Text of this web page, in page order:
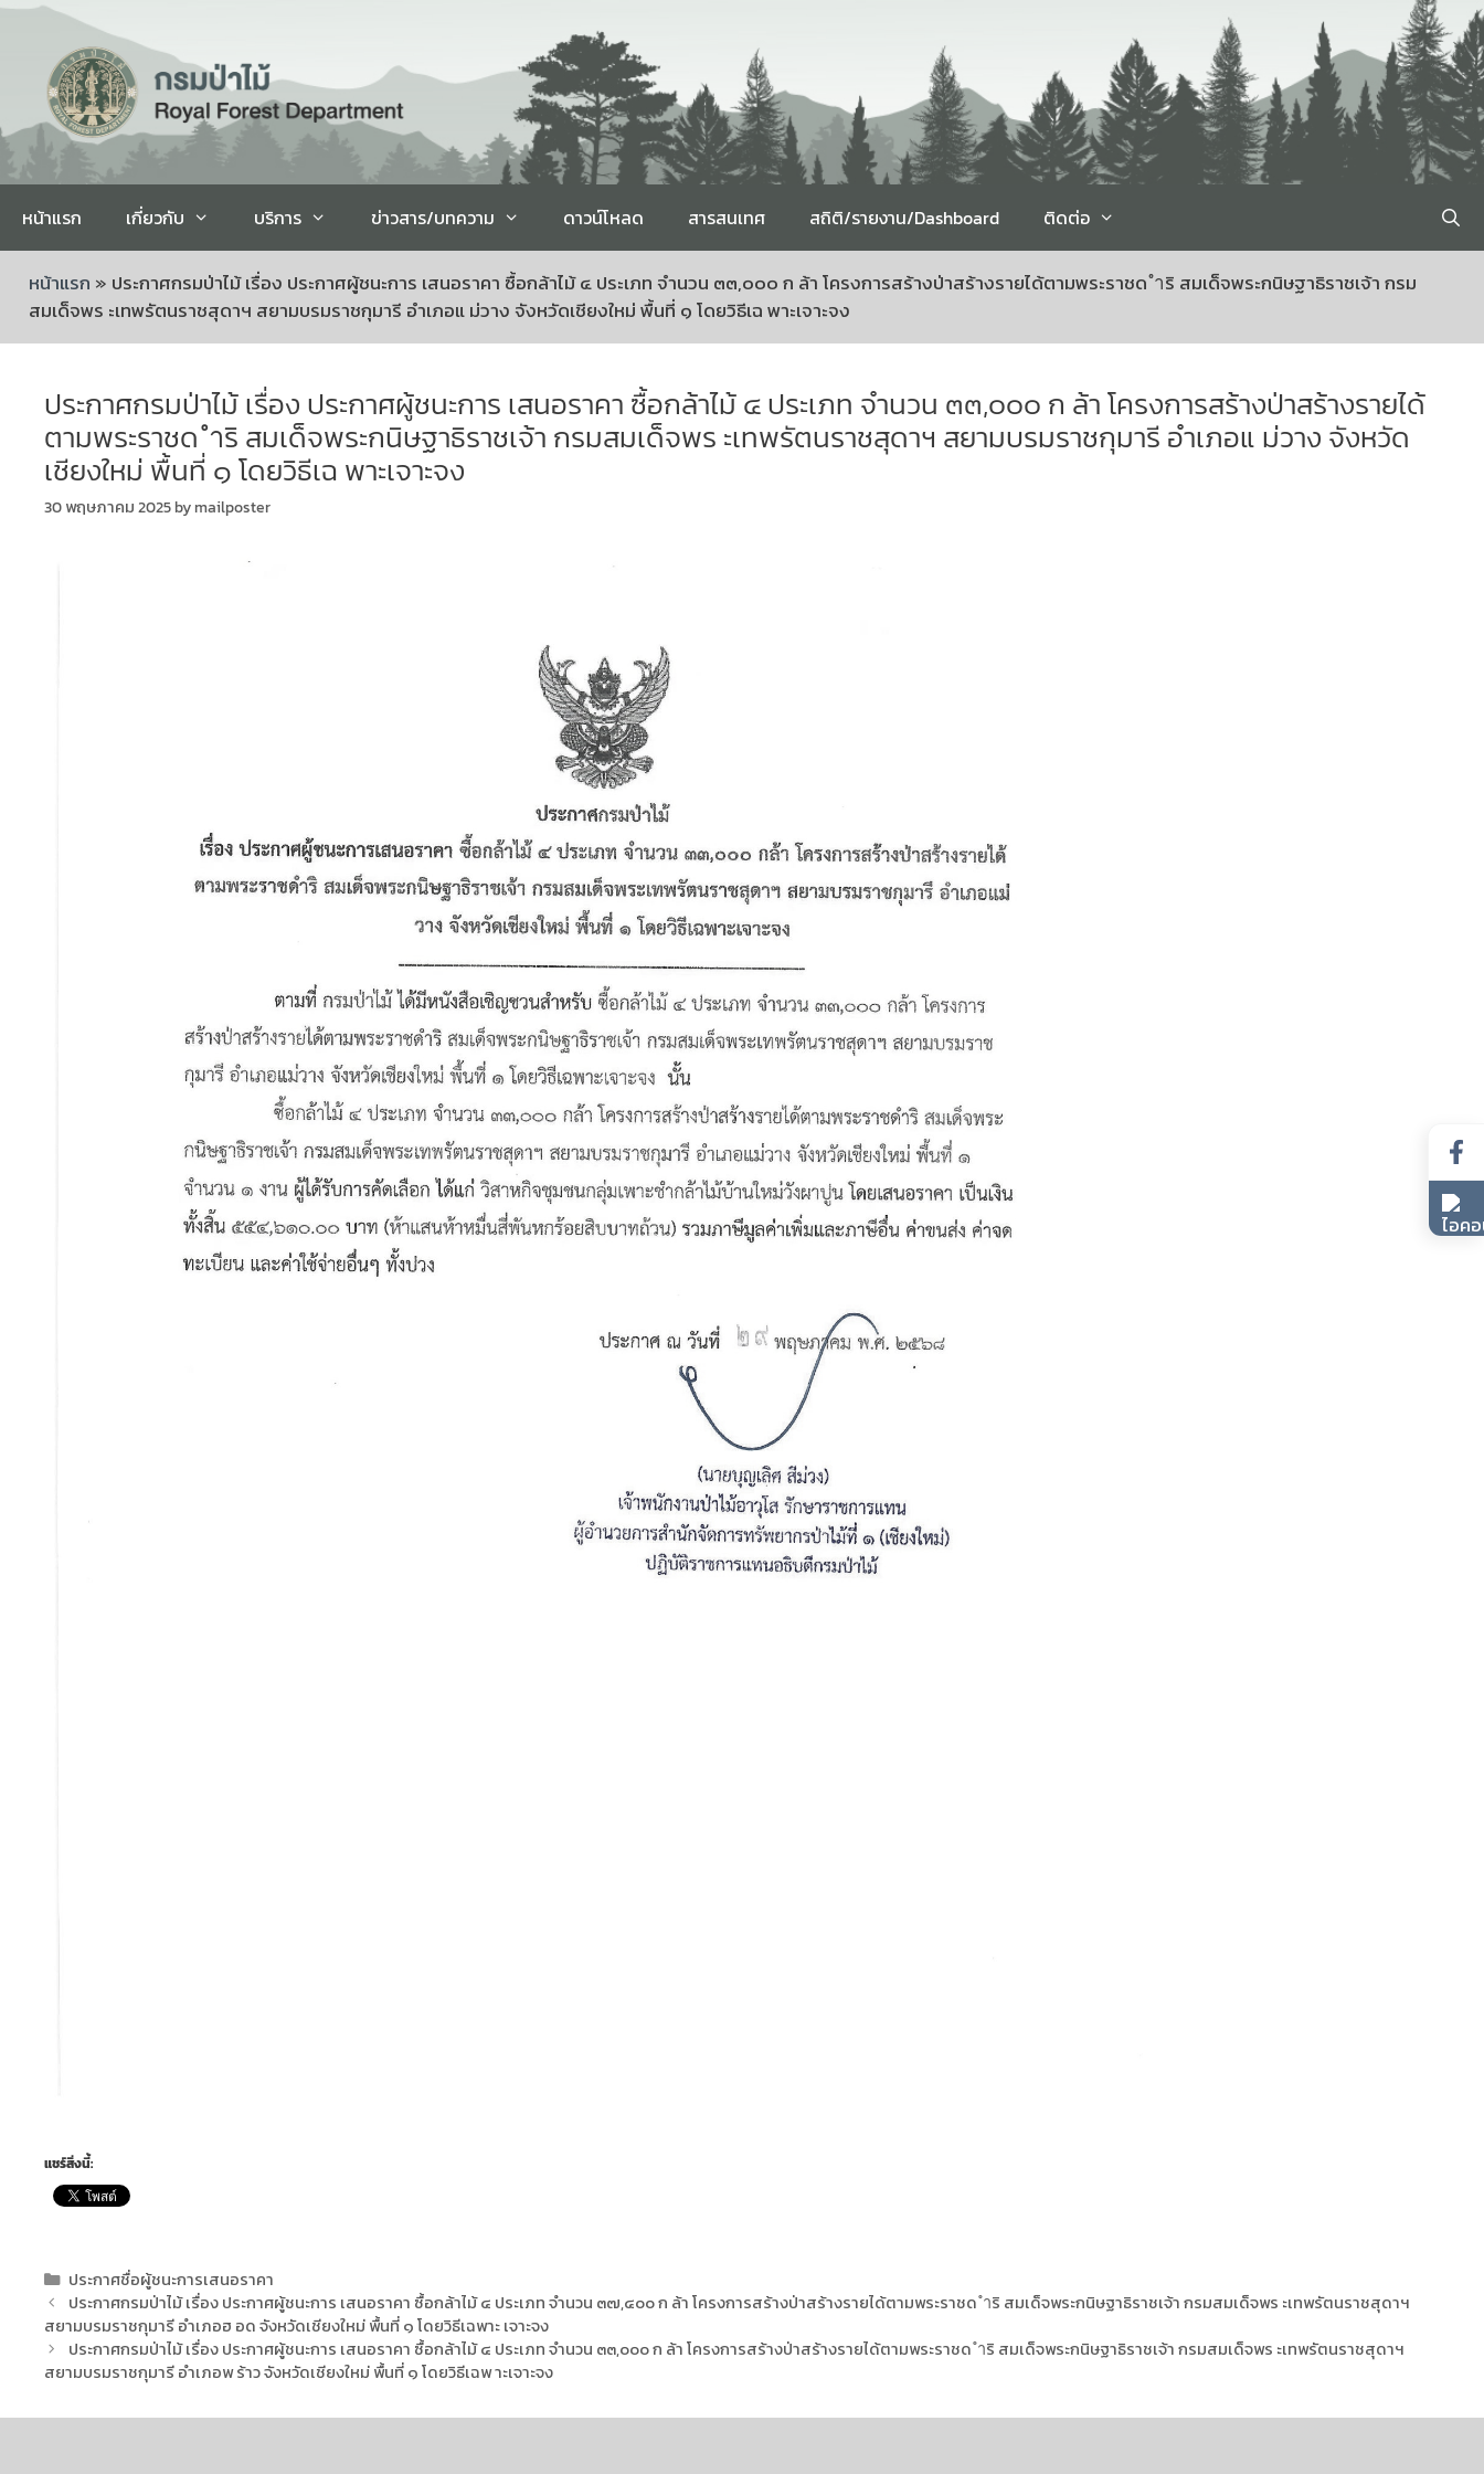
หน้าแรก เกี่ยวกับ บริการ ข่าวสาร/บทความ ดาวน์โหลด สารสนเทศ สถิติ/รายงาน/Dashboard ติดต่อ
หน้าแรก » ประกาศกรมป่าไม้ เรื่อง ประกาศผู้ชนะการ เสนอราคา ซื้อกล้าไม้ ๔ ประเภท จำนวน ๓๓,๐๐๐ ก ล้า โครงการสร้างป่าสร้างรายได้ตามพระราชด ำริ สมเด็จพระกนิษฐาธิราชเจ้า กรม
สมเด็จพร ะเทพรัตนราชสุดาฯ สยามบรมราชกุมารี อำเภอแ ม่วาง จังหวัดเชียงใหม่ พื้นที่ ๑ โดยวิธีเฉ พาะเจาะจง
ประกาศกรมป่าไม้ เรื่อง ประกาศผู้ชนะการ เสนอราคา ซื้อกล้าไม้ ๔ ประเภท จำนวน ๓๓,๐๐๐ ก ล้า โครงการสร้างป่าสร้างรายได้
ตามพระราชด ำริ สมเด็จพระกนิษฐาธิราชเจ้า กรมสมเด็จพร ะเทพรัตนราชสุดาฯ สยามบรมราชกุมารี อำเภอแ ม่วาง จังหวัด
เชียงใหม่ พื้นที่ ๑ โดยวิธีเฉ พาะเจาะจง
30 พฤษภาคม 2025bymailposter
แชร์สิ่งนี้:
ประกาศชื่อผู้ชนะการเสนอราคา
ประกาศกรมป่าไม้ เรื่อง ประกาศผู้ชนะการ เสนอราคา ซื้อกล้าไม้ ๔ ประเภท จำนวน ๓๗,๔๐๐ ก ล้า โครงการสร้างป่าสร้างรายได้ตามพระราชด ำริ สมเด็จพระกนิษฐาธิราชเจ้า กรมสมเด็จพร ะเทพรัตนราชสุดาฯ
สยามบรมราชกุมารี อำเภอฮ อด จังหวัดเชียงใหม่ พื้นที่ ๑ โดยวิธีเฉพาะ เจาะจง
ประกาศกรมป่าไม้ เรื่อง ประกาศผู้ชนะการ เสนอราคา ซื้อกล้าไม้ ๔ ประเภท จำนวน ๓๓,๐๐๐ ก ล้า โครงการสร้างป่าสร้างรายได้ตามพระราชด ำริ สมเด็จพระกนิษฐาธิราชเจ้า กรมสมเด็จพร ะเทพรัตนราชสุดาฯ
สยามบรมราชกุมารี อำเภอพ ร้าว จังหวัดเชียงใหม่ พื้นที่ ๑ โดยวิธีเฉพ าะเจาะจง